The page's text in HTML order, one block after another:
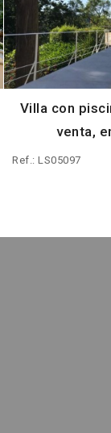
Villa con
venta,
Ref.: LS05097